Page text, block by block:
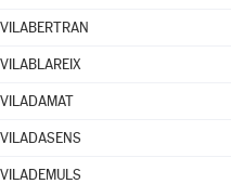
VILABERTRAN
VILABLAREIX
VILADAMAT
VILADASENS
VILADEMULS